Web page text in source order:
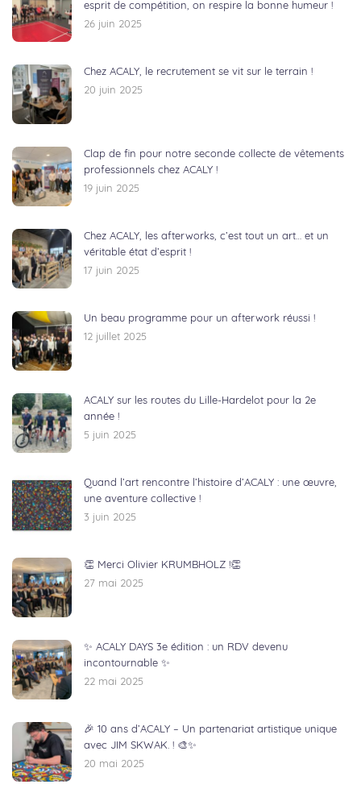
esprit de compétition, on respire la bonne humeur !
26 juin 2025
Chez ACALY, le recrutement se vit sur le terrain !
20 juin 2025
Clap de fin pour notre seconde collecte de vêtements
professionnels chez ACALY !
19 juin 2025
Chez ACALY, les afterworks, c’est tout un art… et un
véritable état d’esprit !
17 juin 2025
Un beau programme pour un afterwork réussi !
12 juillet 2025
ACALY sur les routes du Lille-Hardelot pour la 2e
année !
5 juin 2025
Quand l’art rencontre l’histoire d’ACALY : une œuvre,
une aventure collective !
3 juin 2025
👏 Merci Olivier KRUMBHOLZ !👏
27 mai 2025
✨ ACALY DAYS 3e édition : un RDV devenu
incontournable ✨
22 mai 2025
🎉 10 ans d’ACALY – Un partenariat artistique unique
avec JIM SKWAK. ! 🎨✨
20 mai 2025